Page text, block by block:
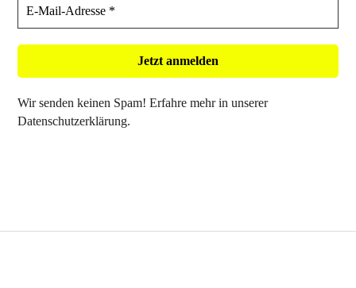
Wir senden keinen Spam! Erfahre mehr in unserer
Datenschutzerklärung.